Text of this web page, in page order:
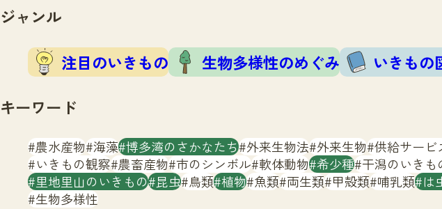
ジャンル
注目のいきもの 生物多様性のめぐみ いきもの
キーワード
農水産物 海藻 博多湾のさかなたち 外来生物法 外来生物 供給サービ
いきもの観察 農畜産物 市のシンボル 軟体動物 希少種 干潟のいきも
里地里山のいきもの 昆虫 鳥類 植物 魚類 両生類 甲殻類 哺乳類 は
生物多様性